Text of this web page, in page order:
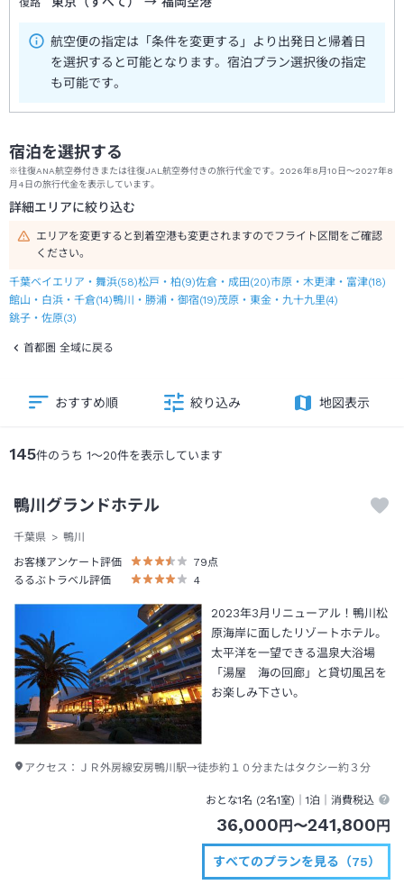
航空便の指定は「条件を変更する」より出発日と帰着日
を選択すると可能となります。宿泊プラン選択後の指定
も可能です。
宿泊を選択する
※往復ANA航空券付きまたは往復JAL航空券付きの旅行代金です。2026年8月10日～2027年8
月4日の旅行代金を表示しています。
詳細エリアに絞り込む
エリアを変更すると到着空港も変更されますのでフライト区間をご確認
ください。
千葉ベイエリア・舞浜(58)松戸・柏(9)佐倉・成田(20)市原・木更津・富津(18)
館山・白浜・千倉(14)鴨川・勝浦・御宿(19)茂原・東金・九十九里(4)
銚子・佐原(3)
首都圏 全域に戻る
145件のうち 1～20件を表示しています
おすすめ順 絞り込み 地図表示
鴨川グランドホテル
千葉県
鴨川
お客様アンケート評価
79 点
るるぶトラベル評価
4
2023年3月リニューアル！鴨川松
原海岸に面したリゾートホテル。
太平洋を一望できる温泉大浴場
「湯屋 海の回廊」と貸切風呂を
お楽しみ下さい。
アクセス： ＪＲ外房線安房鴨川駅→徒歩約１０分またはタクシー約３分
おとな1名 (2名1室)｜1泊 ｜消費税込
36,000 円 〜241,800 円
すべてのプランを見る（75）